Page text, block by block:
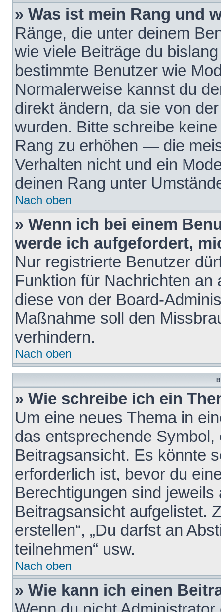
» Was ist mein Rang und
Ränge, die unter deinem
wie viele Beiträge du
bestimmte Benutzer wie
Normalerweise kannst du
direkt ändern, da sie von
wurden. Bitte schreibe
Rang zu erhöhen — die
Verhalten nicht und ein
deinen Rang unter
Nach oben
» Wenn ich bei einem
werde ich aufgefordert,
Nur registrierte Benutzer
Funktion für Nachrichten
diese von der Board-
Maßnahme soll den
verhindern.
Nach oben
» Wie schreibe ich ein
Um eine neues Thema in
das entsprechende
Beitragsansicht. Es könnte
erforderlich ist, bevor du
Berechtigungen sind
Beitragsansicht aufgelistet.
erstellen“, „Du darfst an
teilnehmen“ usw.
Nach oben
» Wie kann ich einen